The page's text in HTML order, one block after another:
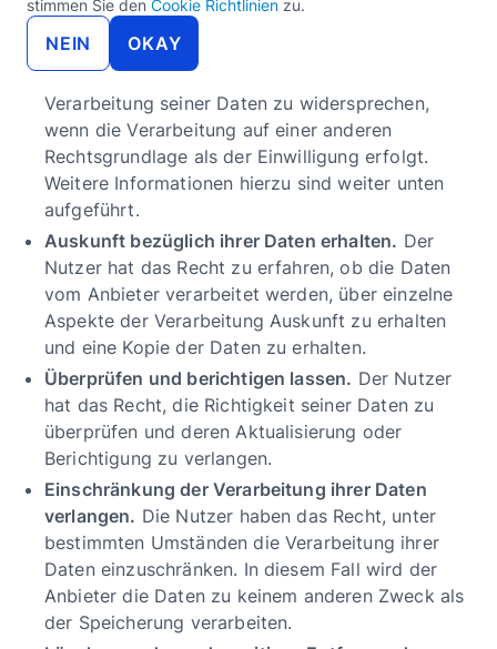
stimmen Sie den Cookie Richtlinien zu.
NEIN OKAY
die eigene Einwilligung jederzeit widerrufen.
Widerspruch gegen die Verarbeitung ihrer Daten
einlegen.Der Nutzer hat das Recht, der
Verarbeitung seiner Daten zu widersprechen,
wenn die Verarbeitung auf einer anderen
Rechtsgrundlage als der Einwilligung erfolgt.
Weitere Informationen hierzu sind weiter unten
aufgeführt.
Auskunft bezüglich ihrer Daten erhalten. Der
Nutzer hat das Recht zu erfahren, ob die Daten
vom Anbieter verarbeitet werden, über einzelne
Aspekte der Verarbeitung Auskunft zu erhalten
und eine Kopie der Daten zu erhalten.
Überprüfen und berichtigen lassen. Der Nutzer
hat das Recht, die Richtigkeit seiner Daten zu
überprüfen und deren Aktualisierung oder
Berichtigung zu verlangen.
Einschränkung der Verarbeitung ihrer Daten
verlangen. Die Nutzer haben das Recht, unter
bestimmten Umständen die Verarbeitung ihrer
Daten einzuschränken. In diesem Fall wird der
Anbieter die Daten zu keinem anderen Zweck als
der Speicherung verarbeiten.